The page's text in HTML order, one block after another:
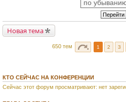
Новая тема
650 тем 1 2 3
КТО СЕЙЧАС НА КОНФЕРЕНЦИИ
Сейчас этот форум просматривают: нет